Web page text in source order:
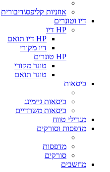
אוזניות קליפס\דיבורית
דיו וטונרים
HP דיו
HP דיו תואם
דיו מקורי
HP טונרים
טונר מקורי
טונר תואם
כיסאות
כיסאות גיימינג
כיסאות משרדיים
מגדילי טווח
מדפסות וסורקים
מדפסות
סורקים
מחשבים